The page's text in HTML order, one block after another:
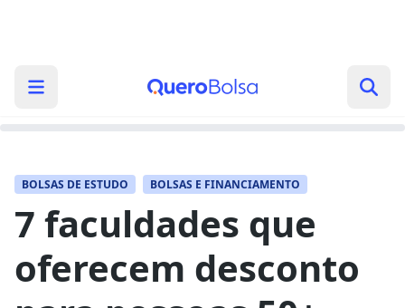
BOLSAS DE ESTUDO BOLSAS E FINANCIAMENTO
7 faculdades que
oferecem desconto